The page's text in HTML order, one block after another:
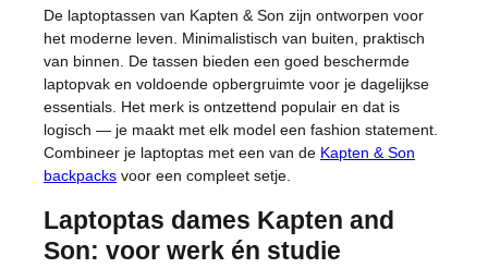
De laptoptassen van Kapten & Son zijn ontworpen voor
het moderne leven. Minimalistisch van buiten, praktisch
van binnen. De tassen bieden een goed beschermde
laptopvak en voldoende opbergruimte voor je dagelijkse
essentials. Het merk is ontzettend populair en dat is
logisch — je maakt met elk model een fashion statement.
Combineer je laptoptas met een van de Kapten & Son
backpacks voor een compleet setje.
Laptoptas dames Kapten and
Son: voor werk én studie